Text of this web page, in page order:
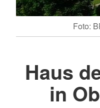
Foto:
Haus
in